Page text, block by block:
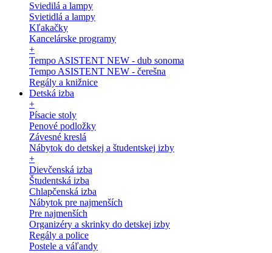
Sviedilá a lampy
Svietidlá a lampy
Kľakačky
Kancelárske programy
+
Tempo ASISTENT NEW - dub sonoma
Tempo ASISTENT NEW - čerešna
Regály a knižnice
Detská izba
+
Písacie stoly
Penové podložky
Závesné kreslá
Nábytok do detskej a študentskej izby
+
Dievčenská izba
Študentská izba
Chlapčenská izba
Nábytok pre najmenších
Pre najmenších
Organizéry a skrinky do detskej izby
Regály a police
Postele a váľandy